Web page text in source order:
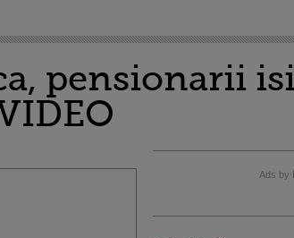
pensionarii
Ads by